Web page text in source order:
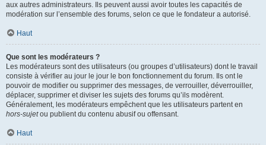
aux autres administrateurs. Ils peuvent aussi avoir toutes les capacités de
modération sur l’ensemble des forums, selon ce que le fondateur a autorisé.
Haut
Que sont les modérateurs ?
Les modérateurs sont des utilisateurs (ou groupes d’utilisateurs) dont le travail
consiste à vérifier au jour le jour le bon fonctionnement du forum. Ils ont le
pouvoir de modifier ou supprimer des messages, de verrouiller, déverrouiller,
déplacer, supprimer et diviser les sujets des forums qu’ils modèrent.
Généralement, les modérateurs empêchent que les utilisateurs partent en
hors-sujetou publient du contenu abusif ou offensant.
Haut